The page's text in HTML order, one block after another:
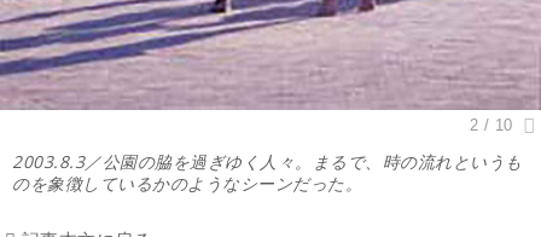
2003.8.3／公園の脇を過ぎゆく人々。まるで、時の流れというも
のを象徴しているかのようなシーンだった。